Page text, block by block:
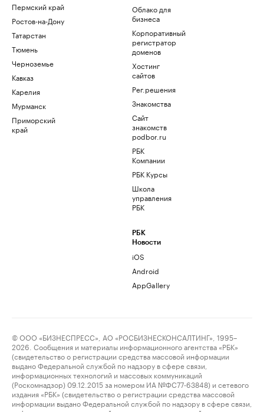
Пермский край
Ростов-на-Дону
Татарстан
Тюмень
Черноземье
Кавказ
Карелия
Мурманск
Приморский
край
Облако для
бизнеса
Корпоративный
регистратор
доменов
Хостинг
сайтов
Рег.решения
Знакомства
Сайт
знакомств
podbor.ru
РБК
Компании
РБК Курсы
Школа
управления
РБК
РБК
Новости
iOS
Android
AppGallery
© ООО «БИЗНЕСПРЕСС», АО «РОСБИЗНЕСКОНСАЛТИНГ», 1995–
2026. Сообщения и материалы информационного агентства «РБК»
(свидетельство о регистрации средства массовой информации
выдано Федеральной службой по надзору в сфере связи,
информационных технологий и массовых коммуникаций
(Роскомнадзор) 09.12.2015 за номером ИА №ФС77-63848) и сетевого
издания «РБК» (свидетельство о регистрации средства массовой
информации выдано Федеральной службой по надзору в сфере связи,